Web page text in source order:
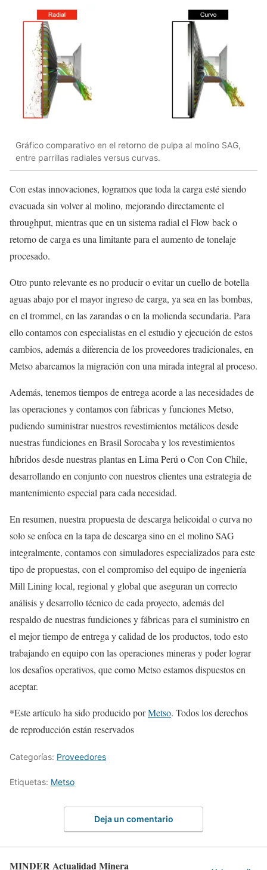
Gráfico comparativo en el retorno de pulpa al molino SAG,
entre parrillas radiales versus curvas.
Con estas innovaciones, logramos que toda la carga esté siendo
evacuada sin volver al molino, mejorando directamente el
throughput, mientras que en un sistema radial el Flow back o
retorno de carga es una limitante para el aumento de tonelaje
procesado.
Otro punto relevante es no producir o evitar un cuello de botella
aguas abajo por el mayor ingreso de carga, ya sea en las bombas,
en el trommel, en las zarandas o en la molienda secundaria. Para
ello contamos con especialistas en el estudio y ejecución de estos
cambios, además a diferencia de los proveedores tradicionales, en
Metso abarcamos la migración con una mirada integral al proceso.
Además, tenemos tiempos de entrega acorde a las necesidades de
las operaciones y contamos con fábricas y funciones Metso,
pudiendo suministrar nuestros revestimientos metálicos desde
nuestras fundiciones en Brasil Sorocaba y los revestimientos
híbridos desde nuestras plantas en Lima Perú o Con Con Chile,
desarrollando en conjunto con nuestros clientes una estrategia de
mantenimiento especial para cada necesidad.
En resumen, nuestra propuesta de descarga helicoidal o curva no
solo se enfoca en la tapa de descarga sino en el molino SAG
integralmente, contamos con simuladores especializados para este
tipo de propuestas, con el compromiso del equipo de ingeniería
Mill Lining local, regional y global que aseguran un correcto
análisis y desarrollo técnico de cada proyecto, además del
respaldo de nuestras fundiciones y fábricas para el suministro en
el mejor tiempo de entrega y calidad de los productos, todo esto
trabajando en equipo con las operaciones mineras y poder lograr
los desafíos operativos, que como Metso estamos dispuestos en
aceptar.
*Este artículo ha sido producido porMetso. Todos los derechos
de reproducción están reservados
Categorías: Proveedores
Etiquetas: Metso
Deja un comentario
MINDER Actualidad Minera